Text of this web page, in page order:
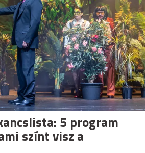
5 program
színt visz a